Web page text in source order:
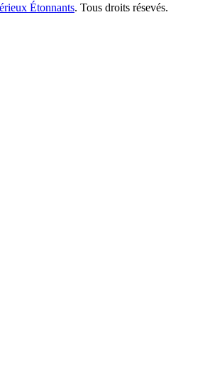
Étonnants. Tous droits résevés.